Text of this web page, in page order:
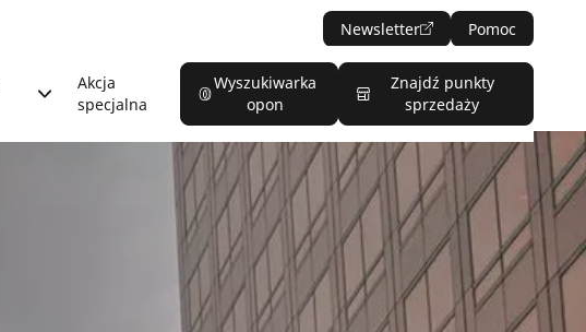
Newsletter Pomoc
Akcja
specjalna
Wyszukiwarka
opon
Znajdź punkty
sprzedaży